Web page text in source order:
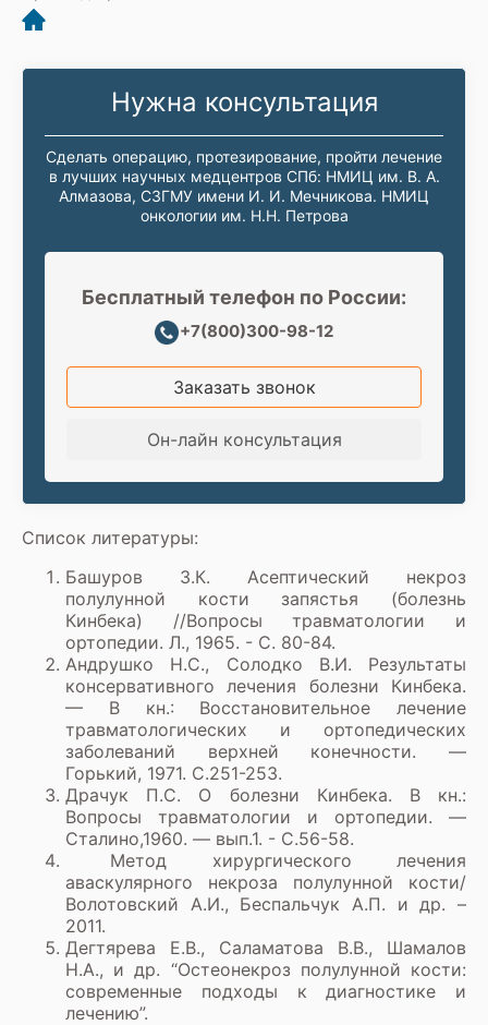
Нужна консультация
Сделать операцию, протезирование, пройти лечение
в лучших научных медцентров СПб: НМИЦ им. В. А.
Алмазова, СЗГМУ имени И. И. Мечникова. НМИЦ
онкологии им. Н.Н. Петрова
Бесплатный телефон по России:
+7(800)300-98-12
Заказать звонок
Он-лайн консультация
Список литературы:
Башуров З.К. Асептический некроз
полулунной кости запястья (болезнь
Кинбека) //Вопросы травматологии и
ортопедии. Л., 1965. - С. 80-84.
Андрушко Н.С., Солодко В.И. Результаты
консервативного лечения болезни Кинбека.
— В кн.: Восстановительное лечение
травматологических и ортопедических
заболеваний верхней конечности. —
Горький, 1971. С.251-253.
Драчук П.С. О болезни Кинбека. В кн.:
Вопросы травматологии и ортопедии. —
Сталино,1960. — вып.1. - С.56-58.
Метод хирургического лечения
аваскулярного некроза полулунной кости/
Волотовский А.И., Беспальчук А.П. и др. –
2011.
Дегтярева Е.В., Саламатова В.В., Шамалов
Н.А., и др. “Остеонекроз полулунной кости:
современные подходы к диагностике и
лечению”.